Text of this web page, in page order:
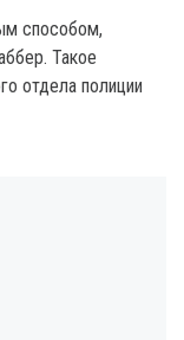
способом,
Такое
отдела полиции